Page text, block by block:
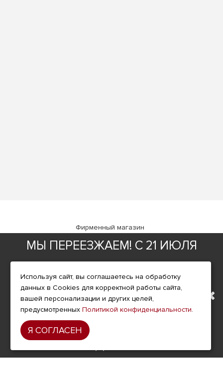
МЫ ПЕРЕЕЗЖАЕМ! С 21 ИЮЛЯ
МАГАЗИН БУДЕТ РАБОТАТЬ
ПО НОВОМУ АДРЕСУ.
ПОДРОБНАЯ ИНФОРМАЦИЯ
О ПЕРЕЕЗДЕ ПО ССЫЛКЕ
Фирменный магазин
О компании
Доставка
Оплата
Гарантия и сервис
Политика конфиденциальности
Используя сайт, вы соглашаетесь на обработку
данных в Cookies для корректной работы сайта,
вашей персонализации и других целей,
предусмотренных Политикой конфиденциальности.
Я СОГЛАСЕН